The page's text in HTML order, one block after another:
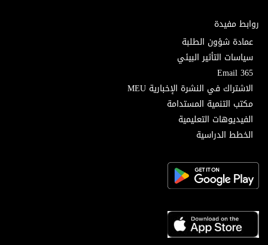
روابط مفيدة
عمادة شؤون الطلبة
سياسات التأثير البيئي
Email 365
الاشتراك في النشرة الإخبارية MEU
مكتب التنمية المستدامة
الفيديوهات التعليمية
الخطط الدراسية